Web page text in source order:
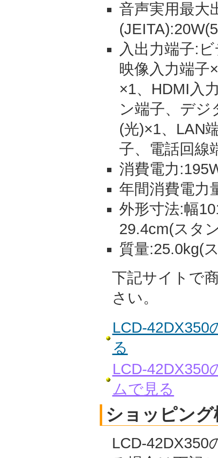
音声実用最大
入出力端子:
映像入力端子
×1、HDMI入
ン端子、デジ
(光)×1、LAN
子、電話回線
消費電力
年間消費電力
外形寸法:幅
29.4cm(スタ
質量:25.0kg(
下記サイトで
さい。
LCD-42DX350
る
LCD-42DX350
ムで見る
ショッピング
LCD-42DX350